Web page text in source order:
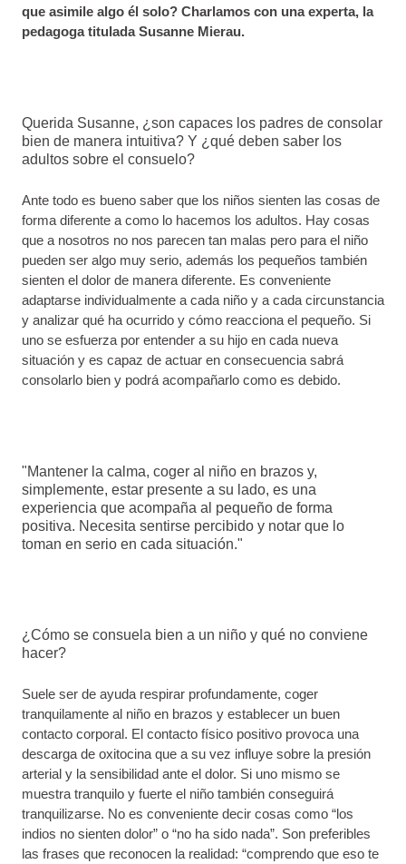
que asimile algo él solo? Charlamos con una experta, la
pedagoga titulada Susanne Mierau.
Querida Susanne, ¿son capaces los padres de consolar
bien de manera intuitiva? Y ¿qué deben saber los
adultos sobre el consuelo?
Ante todo es bueno saber que los niños sienten las cosas de
forma diferente a como lo hacemos los adultos. Hay cosas
que a nosotros no nos parecen tan malas pero para el niño
pueden ser algo muy serio, además los pequeños también
sienten el dolor de manera diferente. Es conveniente
adaptarse individualmente a cada niño y a cada circunstancia
y analizar qué ha ocurrido y cómo reacciona el pequeño. Si
uno se esfuerza por entender a su hijo en cada nueva
situación y es capaz de actuar en consecuencia sabrá
consolarlo bien y podrá acompañarlo como es debido.
"Mantener la calma, coger al niño en brazos y,
simplemente, estar presente a su lado, es una
experiencia que acompaña al pequeño de forma
positiva. Necesita sentirse percibido y notar que lo
toman en serio en cada situación."
¿Cómo se consuela bien a un niño y qué no conviene
hacer?
Suele ser de ayuda respirar profundamente, coger
tranquilamente al niño en brazos y establecer un buen
contacto corporal. El contacto físico positivo provoca una
descarga de oxitocina que a su vez influye sobre la presión
arterial y la sensibilidad ante el dolor. Si uno mismo se
muestra tranquilo y fuerte el niño también conseguirá
tranquilizarse. No es conveniente decir cosas como “los
indios no sienten dolor” o “no ha sido nada”. Son preferibles
las frases que reconocen la realidad: “comprendo que eso te